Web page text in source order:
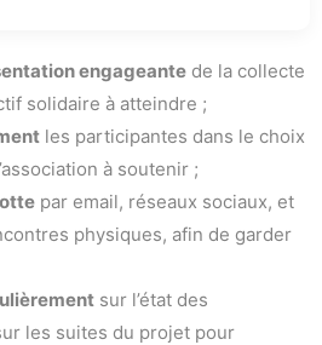
engageante de la collecte
solidaire à atteindre ;
les participantes dans le choix
à soutenir ;
par email, réseaux sociaux, et
physiques, afin de garder
sur l’état des
les suites du projet pour